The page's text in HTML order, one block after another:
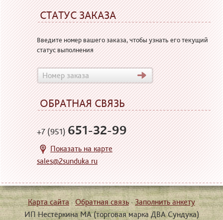
СТАТУС ЗАКАЗА
Введите номер вашего заказа, чтобы узнать его текущий
статус выполнения
ОБРАТНАЯ СВЯЗЬ
+7 (951)651-32-99
Показать на карте
sales@2sunduka.ru
Карта сайта·Обратная связь·Заполнить анкету
ИП Нестёркина МА (торговая марка ДВА Сундука)